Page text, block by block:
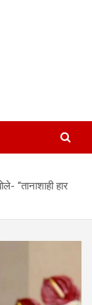
“तानाशाही हार